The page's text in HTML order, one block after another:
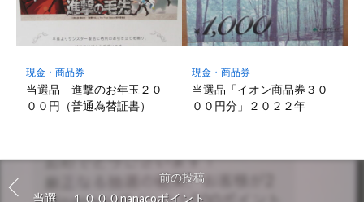
現金・商品券
当選品 進撃のお年玉２０
００円（普通為替証書）
現金・商品券
当選品「イオン商品券３０
００円分」２０２２年
前の投稿
当選 １０００nanacoポイント